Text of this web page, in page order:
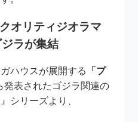
オリティジオラマ
ジラが集結
ハウスが展開する
「プ
発表されたゴジラ関連の
シリーズより、